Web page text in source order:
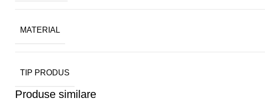
MATERIAL
TIP PRODUS
Produse similare